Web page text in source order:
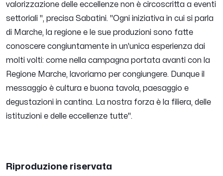
valorizzazione delle eccellenze non è circoscritta a eventi
settoriali ", precisa Sabatini. "Ogni iniziativa in cui si parla
di Marche, la regione e le sue produzioni sono fatte
conoscere congiuntamente in un'unica esperienza dai
molti volti: come nella campagna portata avanti con la
Regione Marche, lavoriamo per congiungere. Dunque il
messaggio è cultura e buona tavola, paesaggio e
degustazioni in cantina. La nostra forza è la filiera, delle
istituzioni e delle eccellenze tutte".
Riproduzione riservata